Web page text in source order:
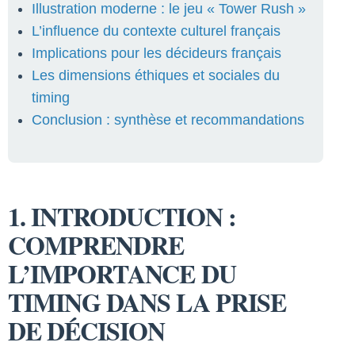
Illustration moderne : le jeu « Tower Rush »
L’influence du contexte culturel français
Implications pour les décideurs français
Les dimensions éthiques et sociales du
timing
Conclusion : synthèse et recommandations
1. INTRODUCTION :
COMPRENDRE
L’IMPORTANCE DU
TIMING DANS LA PRISE
DE DÉCISION